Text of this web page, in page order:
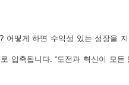
어떻게 하면 수익성 있는 성장을
압축됩니다. “도전과 혁신이 모